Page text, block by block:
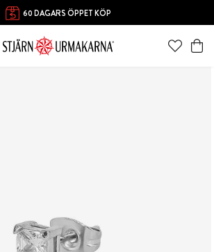
60 DAGARS ÖPPET KÖP
FRI FRAKT ÖVER 1000 KR